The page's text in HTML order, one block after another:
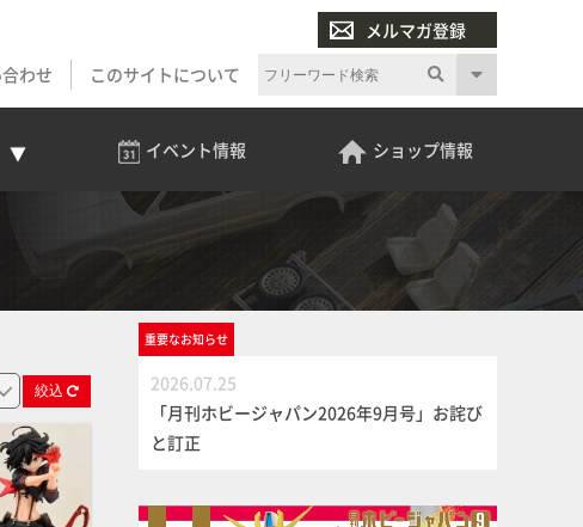
メルマガ登録
わせ このサイトについて
イベント情報 ショップ情報
絞込
重要なお知らせ
2026.07.25
「月刊ホビージャパン2026年9月号」お詫び
と訂正